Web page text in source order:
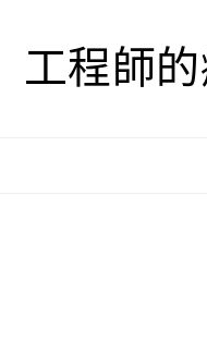
工程師